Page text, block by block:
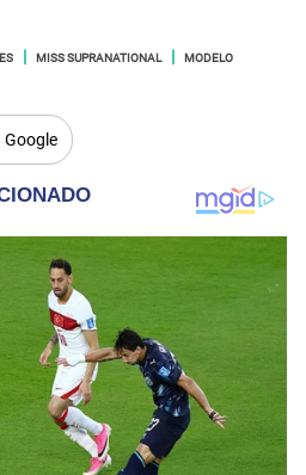
MISS SUPRANATIONAL
MODELO
Google